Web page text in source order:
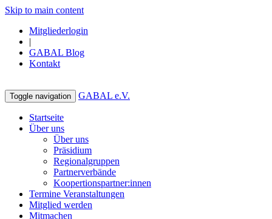
Skip to main content
Mitgliederlogin
|
GABAL Blog
Kontakt
Toggle navigation GABAL e.V.
Startseite
Über uns
Über uns
Präsidium
Regionalgruppen
Partnerverbände
Koopertionspartner:innen
Termine Veranstaltungen
Mitglied werden
Mitmachen